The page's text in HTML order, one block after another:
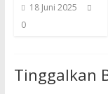
18 Juni 2025
0
Tinggalkan